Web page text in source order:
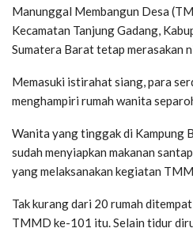
Manunggal Membangun Desa
Kecamatan Tanjung Gadang,
Sumatera Barat tetap merasakan
Memasuki istirahat siang, para
menghampiri rumah wanita
Wanita yang tinggak di Kampung
sudah menyiapkan makanan
yang melaksanakan kegiatan
Tak kurang dari 20 rumah
TMMD ke-101 itu. Selain tidur